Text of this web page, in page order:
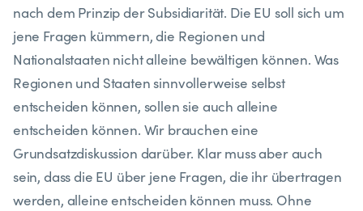
nach dem Prinzip der Subsidiarität. Die EU soll sich um
jene Fragen kümmern, die Regionen und
Nationalstaaten nicht alleine bewältigen können. Was
Regionen und Staaten sinnvollerweise selbst
entscheiden können, sollen sie auch alleine
entscheiden können. Wir brauchen eine
Grundsatzdiskussion darüber. Klar muss aber auch
sein, dass die EU über jene Fragen, die ihr übertragen
werden, alleine entscheiden können muss. Ohne